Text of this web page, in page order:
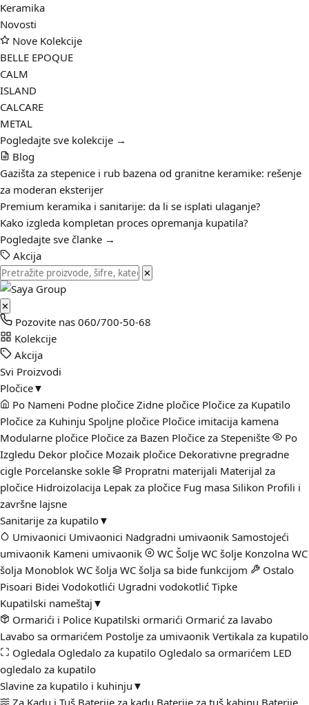
Keramika
Novosti
Nove Kolekcije
BELLE EPOQUE
CALM
ISLAND
CALCARE
METAL
Pogledajte sve kolekcije →
Blog
Gazišta za stepenice i rub bazena od granitne keramike: rešenje
za moderan eksterijer
Premium keramika i sanitarije: da li se isplati ulaganje?
Kako izgleda kompletan proces opremanja kupatila?
Pogledajte sve članke →
Akcija
✕
✕
Pozovite nas 060/700-50-68
Kolekcije
Akcija
Svi Proizvodi
Pločice▼
Po Nameni Podne pločice Zidne pločice Pločice za Kupatilo
Pločice za Kuhinju Spoljne pločice Pločice imitacija kamena
Modularne pločice Pločice za Bazen Pločice za Stepenište
Po
Izgledu Dekor pločice Mozaik pločice Dekorativne pregradne
cigle Porcelanske sokle Propratni materijali Materijal za
pločice Hidroizolacija Lepak za pločice Fug masa Silikon Profili i
završne lajsne
Sanitarije za kupatilo▼
Umivaonici Umivaonici Nadgradni umivaonik Samostojeći
umivaonik Kameni umivaonik WC Šolje WC šolje Konzolna WC
šolja Monoblok WC šolja WC šolja sa bide funkcijom
Ostalo
Pisoari Bidei Vodokotlići Ugradni vodokotlić Tipke
Kupatilski nameštaj ▼
Ormarići i Police Kupatilski ormarići Ormarić za lavabo
Lavabo sa ormarićem Postolje za umivaonik Vertikala za kupatilo
Ogledala Ogledalo za kupatilo Ogledalo sa ormarićem LED
ogledalo za kupatilo
Slavine za kupatilo i kuhinju ▼
Za Kadu i Tuš Baterije za kadu Baterije za tuš kabinu Baterije